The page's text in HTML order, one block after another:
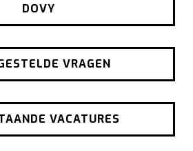
DOVY
VRAGEN
VACATURES